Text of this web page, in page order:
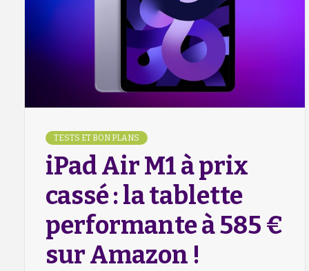
TESTS ET BON PLANS
iPad Air M1 à prix
cassé : la tablette
performante à 585 €
sur Amazon !